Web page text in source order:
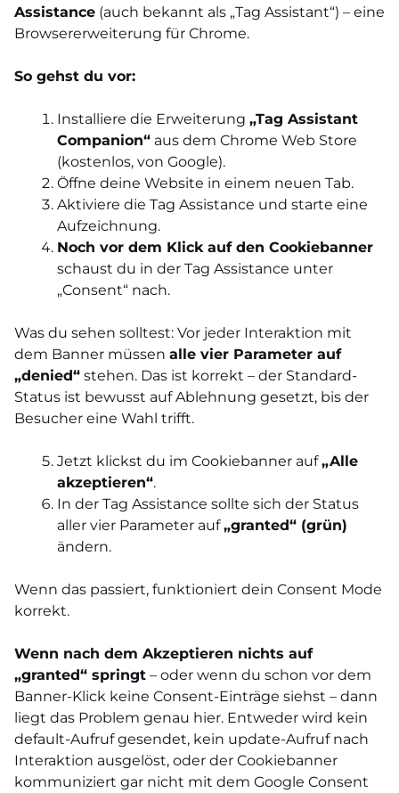
Assistance (auch bekannt als „Tag Assistant“) – eine
Browsererweiterung für Chrome.
So gehst du vor:
Installiere die Erweiterung „Tag Assistant
Companion“ aus dem Chrome Web Store
(kostenlos, von Google).
Öffne deine Website in einem neuen Tab.
Aktiviere die Tag Assistance und starte eine
Aufzeichnung.
Noch vor dem Klick auf den Cookiebanner
schaust du in der Tag Assistance unter
„Consent“ nach.
Was du sehen solltest: Vor jeder Interaktion mit
dem Banner müssen alle vier Parameter auf
„denied“ stehen. Das ist korrekt – der Standard-
Status ist bewusst auf Ablehnung gesetzt, bis der
Besucher eine Wahl trifft.
Jetzt klickst du im Cookiebanner auf„Alle
akzeptieren“.
In der Tag Assistance sollte sich der Status
aller vier Parameter auf„granted“ (grün)
ändern.
Wenn das passiert, funktioniert dein Consent Mode
korrekt.
Wenn nach dem Akzeptieren nichts auf
„granted“ springt – oder wenn du schon vor dem
Banner-Klick keine Consent-Einträge siehst – dann
liegt das Problem genau hier. Entweder wird kein
default-Aufruf gesendet, kein update-Aufruf nach
Interaktion ausgelöst, oder der Cookiebanner
kommuniziert gar nicht mit dem Google Consent